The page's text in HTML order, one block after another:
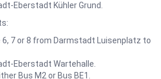
Eberstadt Kühler Grund.
6, 7 or 8 from Darmstadt Luisenplatz to
Eberstadt Wartehalle.
Bus M2 or Bus BE1.